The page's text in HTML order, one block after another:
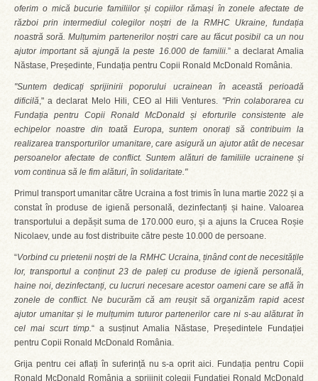
oferim o mică bucurie familiilor și copiilor rămași în zonele afectate de
război prin intermediul colegilor noștri de la RMHC Ukraine, fundația
noastră soră. Mulțumim partenerilor noștri care au făcut posibil ca un nou
ajutor important să ajungă la peste 16.000 de familii.” a declarat Amalia
Năstase, Președinte, Fundația pentru Copii Ronald McDonald România.
"Suntem dedicați sprijinirii poporului ucrainean în această perioadă
dificilă," a declarat Melo Hili, CEO al Hili Ventures. "Prin colaborarea cu
Fundația pentru Copii Ronald McDonald și eforturile consistente ale
echipelor noastre din toată Europa, suntem onorați să contribuim la
realizarea transporturilor umanitare, care asigură un ajutor atât de necesar
persoanelor afectate de conflict. Suntem alături de familiile ucrainene și
vom continua să le fim alături, în solidaritate."
Primul transport umanitar către Ucraina a fost trimis în luna martie 2022 și a
constat în produse de igienă personală, dezinfectanți și haine. Valoarea
transportului a depășit suma de 170.000 euro, și a ajuns la Crucea Roșie
Nicolaev, unde au fost distribuite către peste 10.000 de persoane.
“Vorbind cu prietenii noștri de la RMHC Ucraina, ținând cont de necesitățile
lor, transportul a conținut 23 de paleți cu produse de igienă personală,
haine noi, dezinfectanți, cu lucruri necesare acestor oameni care se află în
zonele de conflict. Ne bucurăm că am reușit să organizăm rapid acest
ajutor umanitar și le mulțumim tuturor partenerilor care ni s-au alăturat în
cel mai scurt timp.“ a susținut Amalia Năstase, Președintele Fundației
pentru Copii Ronald McDonald România.
Grija pentru cei aflați în suferință nu s-a oprit aici. Fundația pentru Copii
Ronald McDonald România a sprijinit colegii Fundației Ronald McDonald